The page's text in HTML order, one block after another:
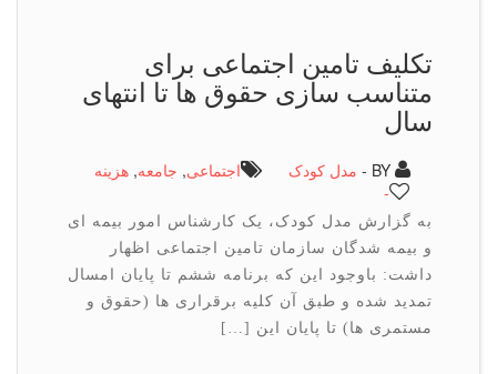
تکلیف تامین اجتماعی برای
متناسب سازی حقوق ها تا انتهای
مدل کودک اجتماعی,جامعه ,هزینه
به گزارش مدل کودک، یک کارشناس امور بیمه ای
و بیمه شدگان سازمان تامین اجتماعی اظهار
داشت: باوجود این که برنامه ششم تا پایان امسال
تمدید شده و طبق آن کلیه برقراری ها (حقوق و
مستمری ها) تا پایان این […]